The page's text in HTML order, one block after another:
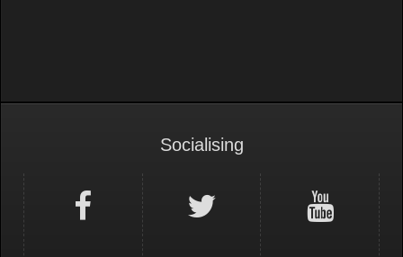
Socialising